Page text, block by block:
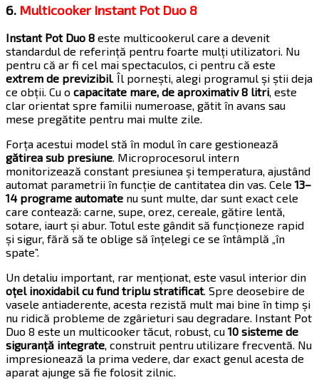
6. Multicooker Instant Pot Duo 8
Instant Pot Duo 8 este multicookerul care a devenit
standardul de referință pentru foarte mulți utilizatori. Nu
pentru că ar fi cel mai spectaculos, ci pentru că este
extrem de previzibil. Îl pornești, alegi programul și știi deja
ce obții. Cu o capacitate mare, de aproximativ 8 litri, este
clar orientat spre familii numeroase, gătit în avans sau
mese pregătite pentru mai multe zile.
Forța acestui model stă în modul în care gestionează
gătirea sub presiune. Microprocesorul intern
monitorizează constant presiunea și temperatura, ajustând
automat parametrii în funcție de cantitatea din vas. Cele 13–
14 programe automate nu sunt multe, dar sunt exact cele
care contează: carne, supe, orez, cereale, gătire lentă,
sotare, iaurt și abur. Totul este gândit să funcționeze rapid
și sigur, fără să te oblige să înțelegi ce se întâmplă „în
spate”.
Un detaliu important, rar menționat, este vasul interior din
oțel inoxidabil cu fund triplu stratificat. Spre deosebire de
vasele antiaderente, acesta rezistă mult mai bine în timp și
nu ridică probleme de zgârieturi sau degradare. Instant Pot
Duo 8 este un multicooker tăcut, robust, cu 10 sisteme de
siguranță integrate, construit pentru utilizare frecventă. Nu
impresionează la prima vedere, dar exact genul acesta de
aparat ajunge să fie folosit zilnic.